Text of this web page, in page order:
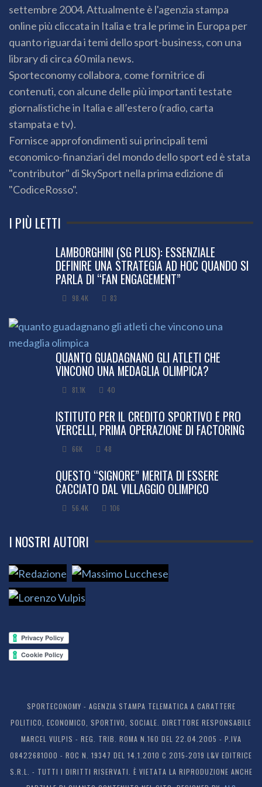
settembre 2004. Attualmente è l'agenzia stampa
online più cliccata in Italia e tra le prime in Europa per
quanto riguarda i temi dello sport-business, con una
library di circa 60 mila news.
Sporteconomy collabora, come fornitrice di
contenuti, con alcune delle più importanti testate
giornalistiche in Italia e all’estero (radio, carta
stampata e tv).
Fornisce approfondimenti sui principali temi
economico-finanziari del mondo dello sport ed è stata
"contributor" di SkySport nella prima edizione di
"CodiceRosso".
I PIÙ LETTI
LAMBORGHINI (SG PLUS): ESSENZIALE
DEFINIRE UNA STRATEGIA AD HOC QUANDO SI
PARLA DI “FAN ENGAGEMENT”
98.4K 83
QUANTO GUADAGNANO GLI ATLETI CHE
VINCONO UNA MEDAGLIA OLIMPICA?
81.1K 40
ISTITUTO PER IL CREDITO SPORTIVO E PRO
VERCELLI, PRIMA OPERAZIONE DI FACTORING
66K 48
QUESTO “SIGNORE” MERITA DI ESSERE
CACCIATO DAL VILLAGGIO OLIMPICO
56.4K 106
I NOSTRI AUTORI
SPORTECONOMY - AGENZIA STAMPA TELEMATICA A CARATTERE
POLITICO, ECONOMICO, SPORTIVO, SOCIALE. DIRETTORE RESPONSABILE
MARCEL VULPIS - REG. TRIB. ROMA N.160 DEL 22.04.2005 - P.IVA
08422681000 - ROC N. 19347 DEL 14.1.2010 C 2015-2019 L&V EDITRICE
S.R.L. - TUTTI I DIRITTI RISERVATI. È VIETATA LA RIPRODUZIONE ANCHE